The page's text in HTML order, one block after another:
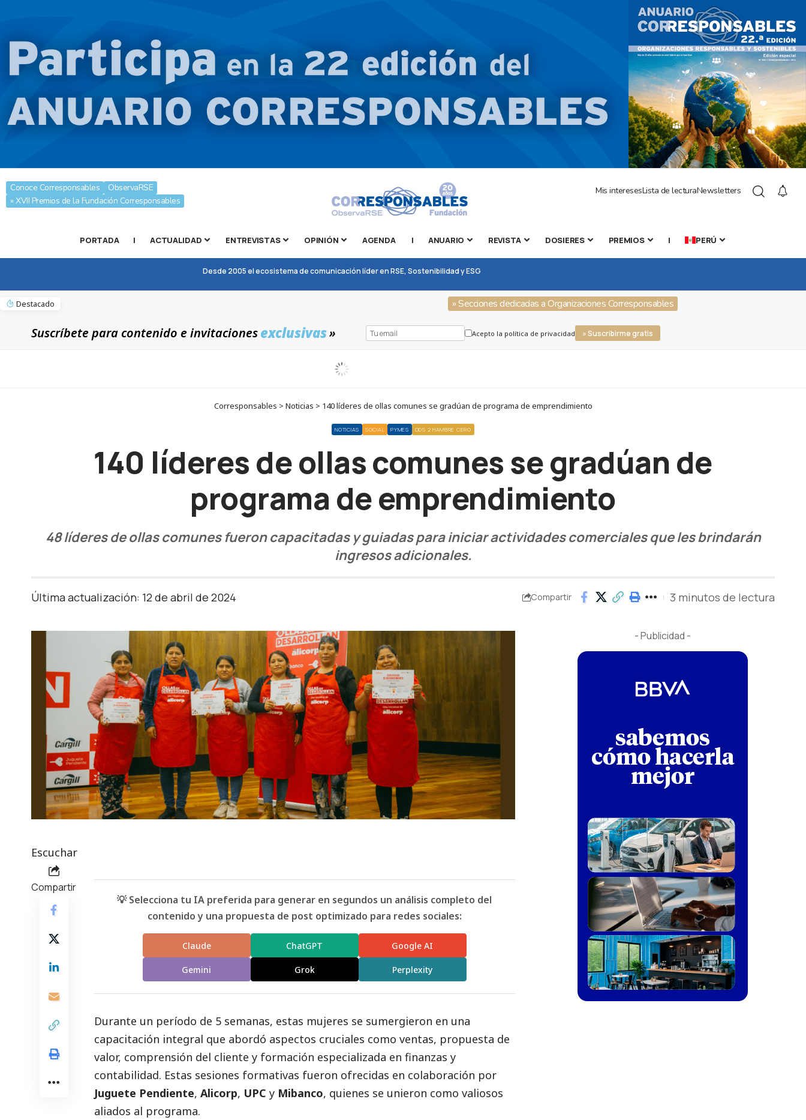
Conoce Corresponsables
ObservaRSE
» XVII Premios de la Fundación Corresponsables
Mis interesesLista de lecturaNewsletters
PORTADA | ACTUALIDAD ENTREVISTAS OPINIÓN AGENDA | ANUARIO REVISTA DOSIERES PREMIOS | PERÚ
Desde 2005 el ecosistema de comunicación líder en RSE, Sostenibilidad y ESG
Destacado » Secciones dedicadas a Organizaciones Corresponsables
Suscríbete para contenido e invitacionesexclusivas» Acepto la política de privacidad » Suscribirme gratis
Corresponsables > Noticias > 140 líderes de ollas comunes se gradúan de programa de emprendimiento
NOTICIAS SOCIAL PYMES ODS 2 HAMBRE CERO
140 líderes de ollas comunes se gradúan de
programa de emprendimiento
48 líderes de ollas comunes fueron capacitadas y guiadas para iniciar actividades comerciales que les brindarán
ingresos adicionales.
Última actualización: 12 de abril de 2024 Compartir 3 minutos de lectura
Escuchar
Compartir
💡 Selecciona tu IA preferida para generar en segundos un análisis completo del
contenido y una propuesta de post optimizado para redes sociales:
Claude ChatGPT Google AI
Gemini Grok Perplexity
Durante un período de 5 semanas, estas mujeres se sumergieron en una
capacitación integral que abordó aspectos cruciales como ventas, propuesta de
valor, comprensión del cliente y formación especializada en finanzas y
contabilidad. Estas sesiones formativas fueron ofrecidas en colaboración por
Juguete Pendiente, Alicorp, UPC y Mibanco, quienes se unieron como valiosos
aliados al programa.
- Publicidad -